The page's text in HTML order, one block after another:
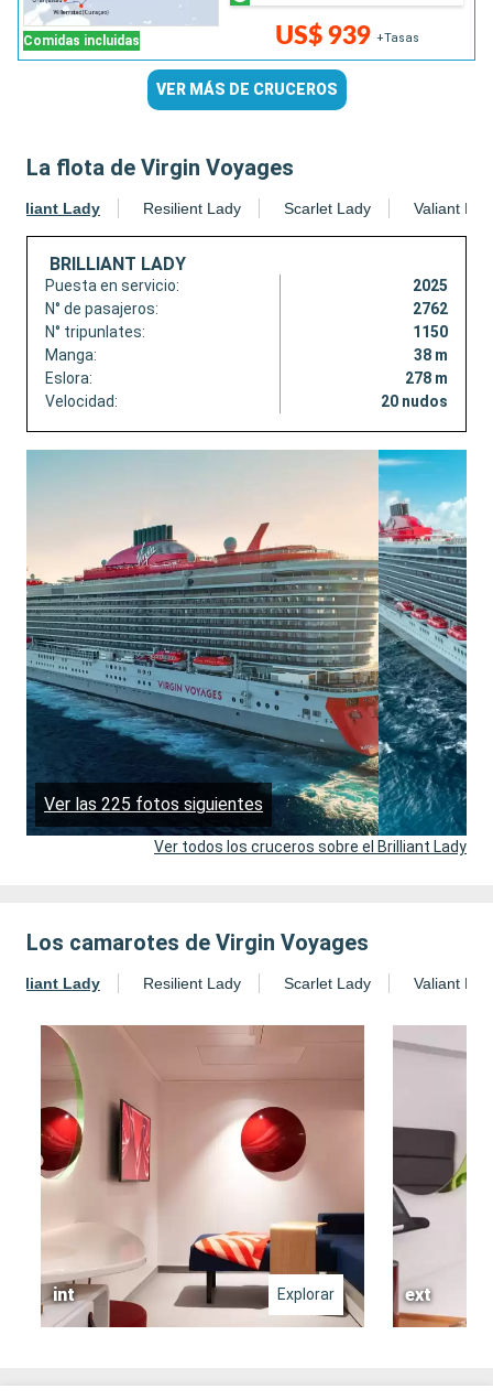
Comidas incluidas US$ 939 +Tasas
VER MÁS DE CRUCEROS
La flota de Virgin Voyages
Brilliant Lady Resilient Lady Scarlet Lady Valiant
BRILLIANT LADY
Puesta en servicio:
2025
N° de pasajeros:
2762
N° tripunlates:
1150
Manga:
38 m
Eslora:
278 m
Velocidad:
20 nudos
Ver las 225 fotos siguientes
Ver todos los cruceros sobre el Brilliant Lady
Los camarotes de Virgin Voyages
Brilliant Lady Resilient Lady Scarlet Lady Valiant
int Explorar ext